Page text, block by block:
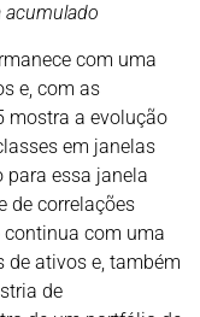
acumulado
com uma
e, com as
mostra a evolução
em janelas
essa janela
de correlações
continua com uma
de ativos e, também
de